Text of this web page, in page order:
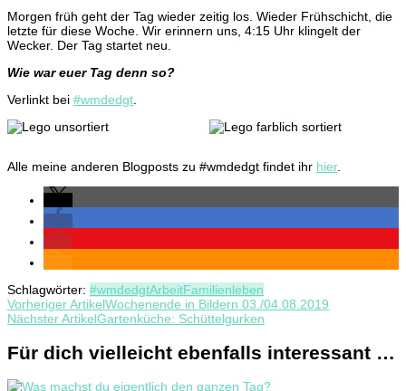
Morgen früh geht der Tag wieder zeitig los. Wieder Frühschicht, die
letzte für diese Woche. Wir erinnern uns, 4:15 Uhr klingelt der
Wecker. Der Tag startet neu.
Wie war euer Tag denn so?
Verlinkt bei #wmdedgt
Alle meine anderen Blogposts zu #wmdedgt findet ihr hier.
Schlagwörter: #wmdedgtArbeitFamilienleben
Beitragsnavigation
Vorheriger ArtikelWochenende in Bildern 03./04.08.2019
Nächster ArtikelGartenküche: Schüttelgurken
Für dich vielleicht ebenfalls interessant …